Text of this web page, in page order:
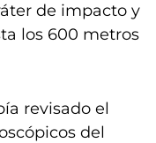
de impacto y
los 600 metros
revisado el
del